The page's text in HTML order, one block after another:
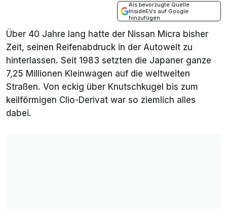
Als bevorzugte Quelle
InsideEVs auf Google
hinzufügen
Über 40 Jahre lang hatte der Nissan Micra bisher
Zeit, seinen Reifenabdruck in der Autowelt zu
hinterlassen. Seit 1983 setzten die Japaner ganze
7,25 Millionen Kleinwagen auf die weltweiten
Straßen. Von eckig über Knutschkugel bis zum
keilförmigen Clio-Derivat war so ziemlich alles
dabei.